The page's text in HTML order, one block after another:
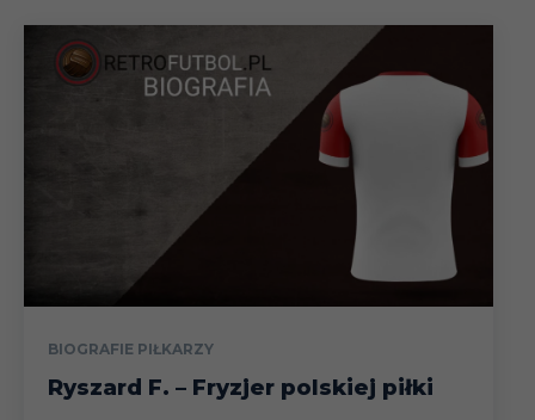
BIOGRAFIE PIŁKARZY
Ryszard F. – Fryzjer polskiej piłki